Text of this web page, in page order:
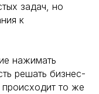
задач, но
к
нажимать
решать бизнес-
то же